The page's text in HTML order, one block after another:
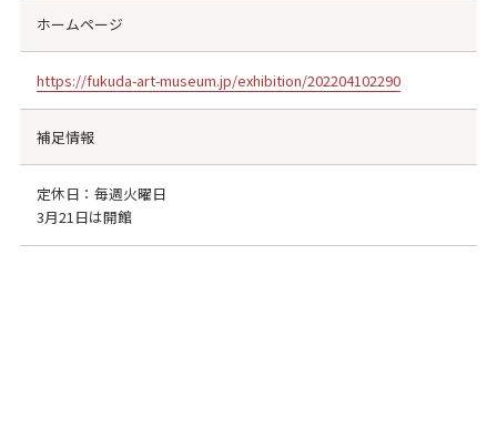
ホームページ
https://fukuda-art-museum.jp/exhibition/202204102290
補足情報
定休日：毎週火曜日
3月21日は開館